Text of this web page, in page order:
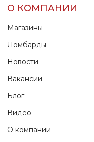
О КОМПАНИИ
Магазины
Ломбарды
Новости
Вакансии
Блог
Видео
О компании